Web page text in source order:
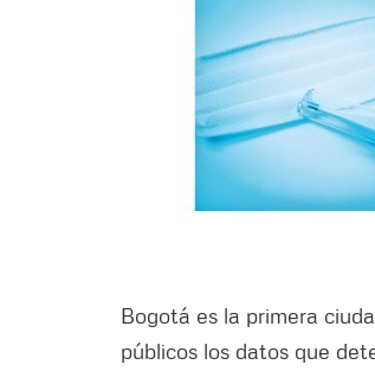
Bogotá es la primera
públicos los datos que